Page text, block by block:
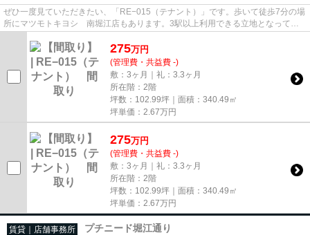
ぜひ一度見ていただきたい、「RE−015（テナント）」です。歩いて徒歩7分の場
所にマツモトキヨシ 南堀江店もあります。3駅以上利用できる立地となってい
て、様々な場所へのアクセスが...
275万円
(管理費・共益費 -)
敷：3ヶ月｜礼：3.3ヶ月
所在階：2階
坪数：102.99坪｜面積：340.49㎡
坪単価： 2.67万円
275万円
(管理費・共益費 -)
敷：3ヶ月｜礼：3.3ヶ月
所在階：2階
坪数：102.99坪｜面積：340.49㎡
坪単価： 2.67万円
賃貸｜店舗事務所 プチニード堀江通り